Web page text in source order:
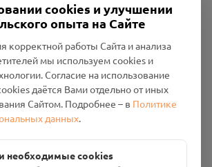
соглашение
ответственностью «Смоленский
216790, Смоленская область, р-н
улица Западная, д. 26А, пом. 18
cookies и улучшении
опыта на Сайте
корректной работы Сайта и анализа
мы используем cookies и
Согласие на использование
даётся Вами отдельно от иных
Сайтом. Подробнее – в Политике
данных.
необходимые cookies